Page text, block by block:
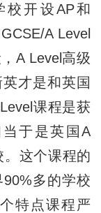
开设AP和
A Level
A Level高级
才是和英国
课程是获
于是英国A
。这个课程的
多的学校
特点课程严